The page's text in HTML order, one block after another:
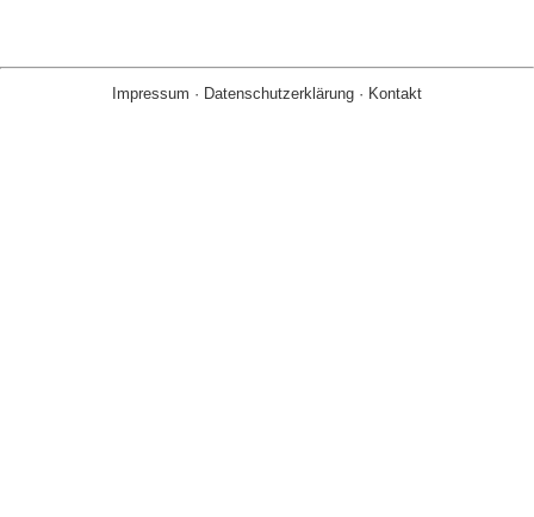
Impressum · Datenschutzerklärung · Kontakt